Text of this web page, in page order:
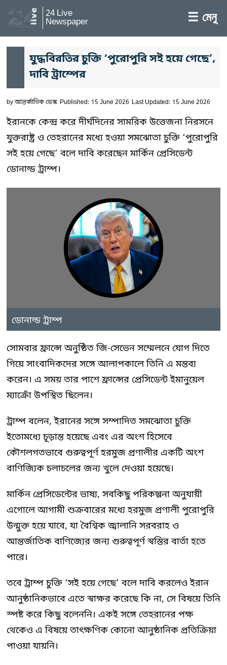
24 Live
Newspaper ☰ মেনু
যুদ্ধবিরতির চুক্তি ‘পুরোপুরি সই হয়ে গেছে’,
দাবি ট্রাম্পের
byআন্তর্জাতিক ডেস্ক Published: 15 June 2026 Last Updated: 15 June 2026
ইরানকে কেন্দ্র করে দীর্ঘদিনের সামরিক উত্তেজনা নিরসনে
যুক্তরাষ্ট্র ও তেহরানের মধ্যে হওয়া সমঝোতা চুক্তি ‘পুরোপুরি
সই হয়ে গেছে’ বলে দাবি করেছেন মার্কিন প্রেসিডেন্ট
ডোনাল্ড ট্রাম্প।
ডোনাল্ড ট্রাম্প
সোমবার ফ্রান্সে অনুষ্ঠিত জি-সেভেন সম্মেলনে যোগ দিতে
গিয়ে সাংবাদিকদের সঙ্গে আলাপকালে তিনি এ মন্তব্য
করেন। এ সময় তার পাশে ফ্রান্সের প্রেসিডেন্ট ইমানুয়েল
ম্যাক্রোঁ উপস্থিত ছিলেন।
ট্রাম্প বলেন, ইরানের সঙ্গে সম্পাদিত সমঝোতা চুক্তি
ইতোমধ্যে চূড়ান্ত হয়েছে এবং এর অংশ হিসেবে
কৌশলগতভাবে গুরুত্বপূর্ণ হরমুজ প্রণালীর একটি অংশ
বাণিজ্যিক চলাচলের জন্য খুলে দেওয়া হয়েছে।
মার্কিন প্রেসিডেন্টের ভাষ্য, সবকিছু পরিকল্পনা অনুযায়ী
এগোলে আগামী শুক্রবারের মধ্যে হরমুজ প্রণালী পুরোপুরি
উন্মুক্ত হয়ে যাবে, যা বৈশ্বিক জ্বালানি সরবরাহ ও
আন্তর্জাতিক বাণিজ্যের জন্য গুরুত্বপূর্ণ স্বস্তির বার্তা হতে
পারে।
তবে ট্রাম্প চুক্তি ‘সই হয়ে গেছে’ বলে দাবি করলেও ইরান
আনুষ্ঠানিকভাবে এতে স্বাক্ষর করেছে কি না, সে বিষয়ে তিনি
স্পষ্ট করে কিছু বলেননি। একই সঙ্গে তেহরানের পক্ষ
থেকেও এ বিষয়ে তাৎক্ষণিক কোনো আনুষ্ঠানিক প্রতিক্রিয়া
পাওয়া যায়নি।